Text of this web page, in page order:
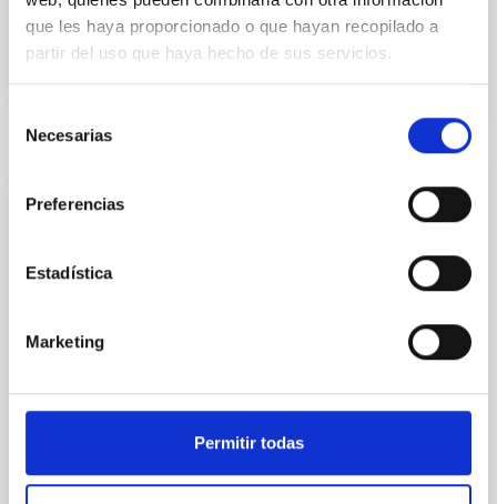
que les haya proporcionado o que hayan recopilado a
partir del uso que haya hecho de sus servicios.
Necesarias
Preferencias
Estadística
Marketing
Permitir todas
Vigente
Acuerdo para la instalación del Telescopio
Observatorio del Roque de los Muchachos
entre el IAC y el TMT International
Regular las condiciones para la instalación del TMT
decida de mutuo acuerdo, su demolición, retirada y